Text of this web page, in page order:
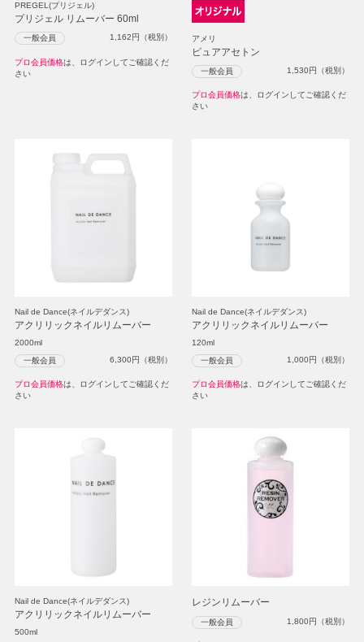
PREGEL(プリジェル)
プリジェル リムーバー 60ml
一般会員 1,162円（税別）
プロ会員価格は、ログインしてご確認くだ
さい
アメリ
ピュアアセトン
一般会員 1,530円（税別）
プロ会員価格は、ログインしてご確認くだ
さい
Nail de Dance(ネイルデダンス)
アクリリックネイルリムーバー
2000ml
一般会員 6,300円（税別）
プロ会員価格は、ログインしてご確認くだ
さい
Nail de Dance(ネイルデダンス)
アクリリックネイルリムーバー
120ml
一般会員 1,000円（税別）
プロ会員価格は、ログインしてご確認くだ
さい
Nail de Dance(ネイルデダンス)
アクリリックネイルリムーバー
500ml
レジンリムーバー
一般会員 1,800円（税別）